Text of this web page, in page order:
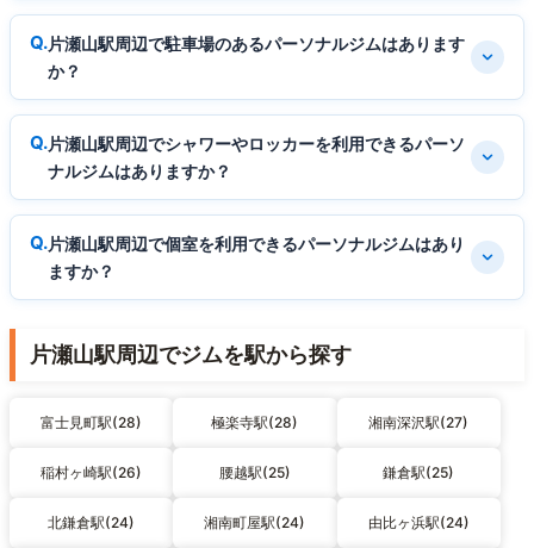
片瀬山駅周辺で駐車場のあるパーソナルジムはあります
か？
片瀬山駅周辺でシャワーやロッカーを利用できるパーソ
ナルジムはありますか？
片瀬山駅周辺で個室を利用できるパーソナルジムはあり
ますか？
片瀬山駅周辺でジムを駅から探す
富士見町駅(28) 極楽寺駅(28) 湘南深沢駅(27)
稲村ヶ崎駅(26) 腰越駅(25) 鎌倉駅(25)
北鎌倉駅(24) 湘南町屋駅(24) 由比ヶ浜駅(24)